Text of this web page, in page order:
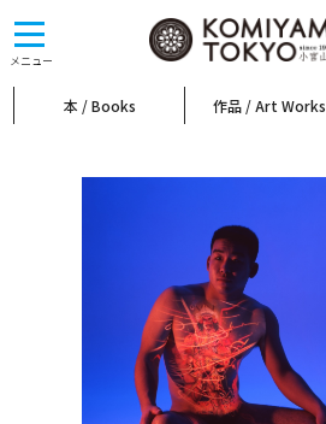
メニュー
toggle
navigation
本 / Books 作品 / Art Works